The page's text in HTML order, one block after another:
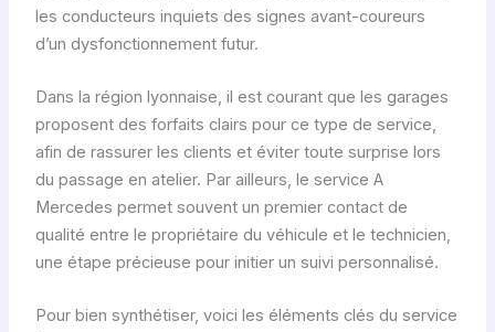
les conducteurs inquiets des signes avant-coureurs
d’un dysfonctionnement futur.
Dans la région lyonnaise, il est courant que les garages
proposent des forfaits clairs pour ce type de service,
afin de rassurer les clients et éviter toute surprise lors
du passage en atelier. Par ailleurs, le service A
Mercedes permet souvent un premier contact de
qualité entre le propriétaire du véhicule et le technicien,
une étape précieuse pour initier un suivi personnalisé.
Pour bien synthétiser, voici les éléments clés du service